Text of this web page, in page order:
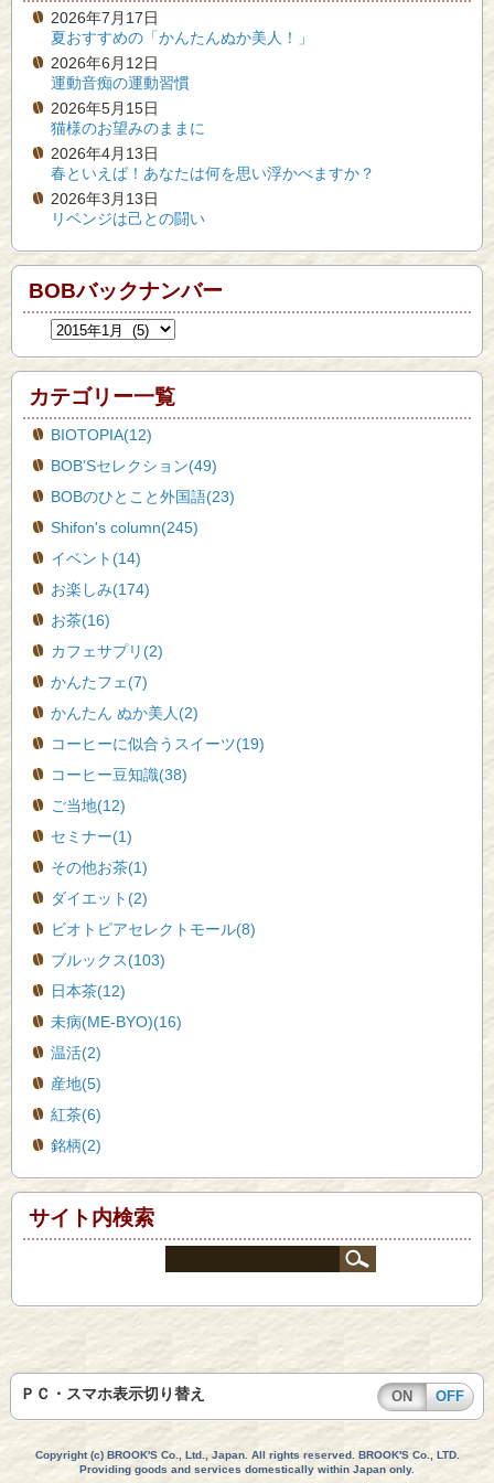
2026年7月17日
夏おすすめの「かんたんぬか美人！」
2026年6月12日
運動音痴の運動習慣
2026年5月15日
猫様のお望みのままに
2026年4月13日
春といえば！あなたは何を思い浮かべますか？
2026年3月13日
リベンジは己との闘い
BOBバックナンバー
カテゴリー一覧
BIOTOPIA(12)
BOB’Sセレクション(49)
BOBのひとこと外国語(23)
Shifon's column(245)
イベント(14)
お楽しみ(174)
お茶(16)
カフェサプリ(2)
かんたフェ(7)
かんたん ぬか美人(2)
コーヒーに似合うスイーツ(19)
コーヒー豆知識(38)
ご当地(12)
セミナー(1)
その他お茶(1)
ダイエット(2)
ビオトピアセレクトモール(8)
ブルックス(103)
日本茶(12)
未病(ME-BYO)(16)
温活(2)
産地(5)
紅茶(6)
銘柄(2)
サイト内検索
ＰＣ・スマホ表示切り替え ON OFF
Copyright (c) BROOK'S Co., Ltd., Japan. All rights reserved. BROOK'S Co., LTD.
Providing goods and services domestically within Japan only.